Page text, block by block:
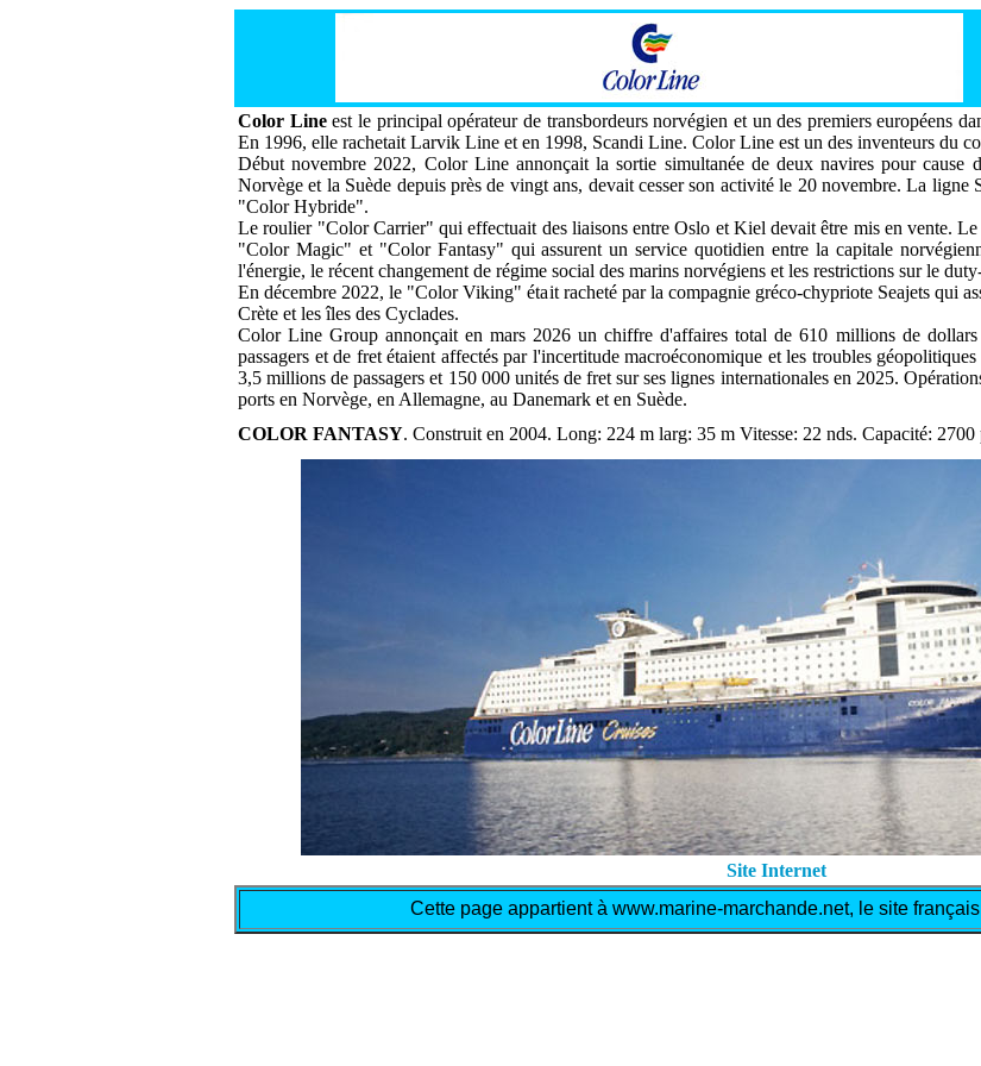
Color Lineest le principal opérateur de transbordeurs norvégien et un des premiers européens
En 1996, elle rachetait Larvik Line et en 1998, Scandi Line. Color Line est un des inventeurs du
Début novembre 2022, Color Line annonçait la sortie simultanée de deux navires pour
Norvège et la Suède depuis près de vingt ans, devait cesser son activité le 20 novembre. La ligne
"Color Hybride".
Le roulier "Color Carrier" qui effectuait des liaisons entre Oslo et Kiel devait être mis en vente.
"Color Magic" et "Color Fantasy" qui assurent un service quotidien entre la capitale
l'énergie, le récent changement de régime social des marins norvégiens et les restrictions sur le
En décembre 2022, le "Color Viking" était racheté par la compagnie gréco-chypriote Seajets qui
Crète et les îles des Cyclades.
Color Line Group annonçait en mars 2026 un chiffre d'affaires total de 610 millions de
passagers et de fret étaient affectés par l'incertitude macroéconomique et les troubles
3,5 millions de passagers et 150 000 unités de fret sur ses lignes internationales en 2025.
ports en Norvège, en Allemagne, au Danemark et en Suède.
COLOR FANTASY. Construit en 2004. Long: 224 m larg: 35 m Vitesse: 22 nds. Capacité: 2700
Site Internet
Cette page appartient à www.marine-marchande.net, le site